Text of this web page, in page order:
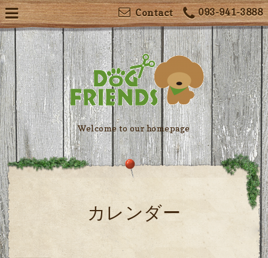
093-941-3888
Contact
Welcome to our homepage
カレンダー